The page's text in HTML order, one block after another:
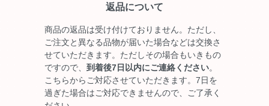
返品について
商品の返品は受け付けておりません。ただし、
ご注文と異なる品物が届いた場合などは交換さ
せていただきます。ただしその場合もいきもの
ですので、 到着後7日以内にご連絡ください。
こちらからご対応させていただきます。7日を
過ぎた場合はご対応できませんので、ご了承く